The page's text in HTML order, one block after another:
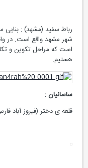
رباط سفید (مشهد) : بنایی
شهر مشهد واقع است. در
است که مراحل تکوین و
هستیم.
ساسانیان :
قلعه ی دختر (فیروز آباد